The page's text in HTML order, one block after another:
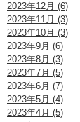
2023年12月 (6)
2023年11月 (3)
2023年10月 (3)
2023年9月 (6)
2023年8月 (3)
2023年7月 (5)
2023年6月 (7)
2023年5月 (4)
2023年4月 (5)